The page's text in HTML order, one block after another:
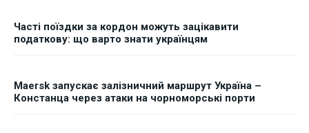
Часті поїздки за кордон можуть зацікавити
податкову: що варто знати українцям
Maersk запускає залізничний маршрут Україна –
Констанца через атаки на чорноморські порти